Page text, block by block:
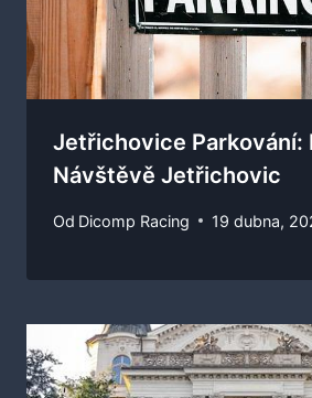
Jetřichovice Parkování:
Návštěvě Jetřichovic
Od Dicomp Racing 19 dubna,